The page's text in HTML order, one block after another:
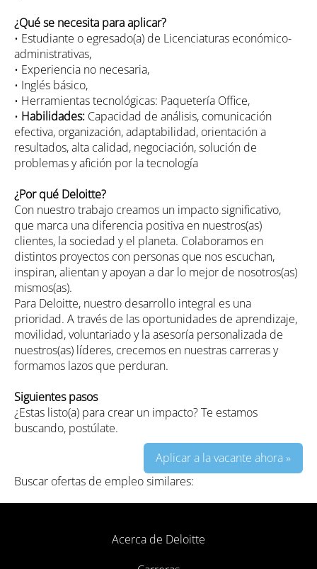
¿Qué se necesita para aplicar?
• Estudiante o egresado(a) de Licenciaturas económico-
administrativas,
• Experiencia no necesaria,
• Inglés básico,
• Herramientas tecnológicas: Paquetería Office,
• Habilidades: Capacidad de análisis, comunicación
efectiva, organización, adaptabilidad, orientación a
resultados, alta calidad, negociación, solución de
problemas y afición por la tecnología
¿Por qué Deloitte?
Con nuestro trabajo creamos un impacto significativo,
que marca una diferencia positiva en nuestros(as)
clientes, la sociedad y el planeta. Colaboramos en
distintos proyectos con personas que nos escuchan,
inspiran, alientan y apoyan a dar lo mejor de nosotros(as)
mismos(as).
Para Deloitte, nuestro desarrollo integral es una
prioridad. A través de las oportunidades de aprendizaje,
movilidad, voluntariado y la asesoría personalizada de
nuestros(as) líderes, crecemos en nuestras carreras y
formamos lazos que perduran.
Siguientes pasos
¿Estas listo(a) para crear un impacto? Te estamos
buscando, postúlate.
Aplicar a la vacante ahora »
Buscar ofertas de empleo similares:
Acerca de Deloitte